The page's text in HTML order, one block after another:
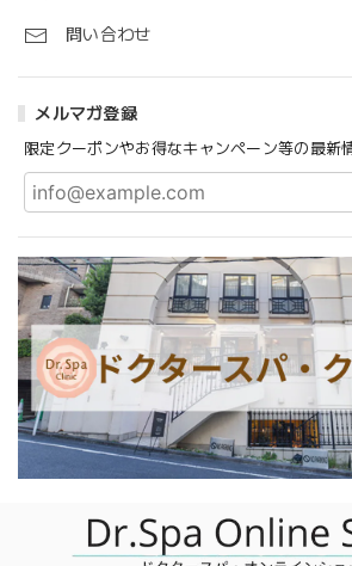
問い合わせ
メルマガ登録
限定クーポンやお得なキャンペーン等の最新